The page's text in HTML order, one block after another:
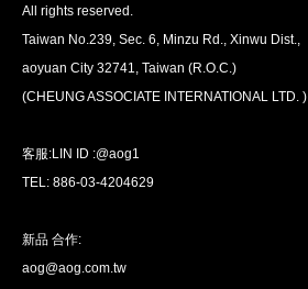
全球配送
我們將運送至全球
All rights reserved.
Taiwan No.239, Sec. 6, Minzu Rd., Xinwu Dist.,
aoyuan City 32741, Taiwan (R.O.C.)
(CHEUNG ASSOCIATE INTERNATIONAL LTD. )
客服:LIN ID :@aog1
TEL: 886-03-4204629
新品 合作:
aog@aog.com.tw